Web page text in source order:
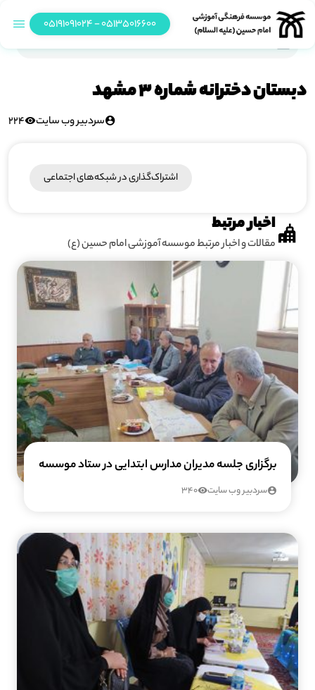
05135016600 - 05191091024
دبستان دخترانه شماره 3 مشهد
سردبیر وب سایت 224
اشتراک‌گذاری در شبکه‎‌های اجتماعی
اخبار مرتبط
مقالات و اخبار مرتبط موسسه آموزشی امام حسین (ع)
برگزاری جلسه مدیران مدارس ابتدایی در ستاد موسسه
سردبیر وب سایت 340